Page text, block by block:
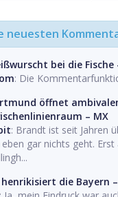
neuesten
bei die Fische
: Die
öffnet
– MX
: Brandt ist seit Jahren
eben gar nichts geht.
henrikisiert die Bayern